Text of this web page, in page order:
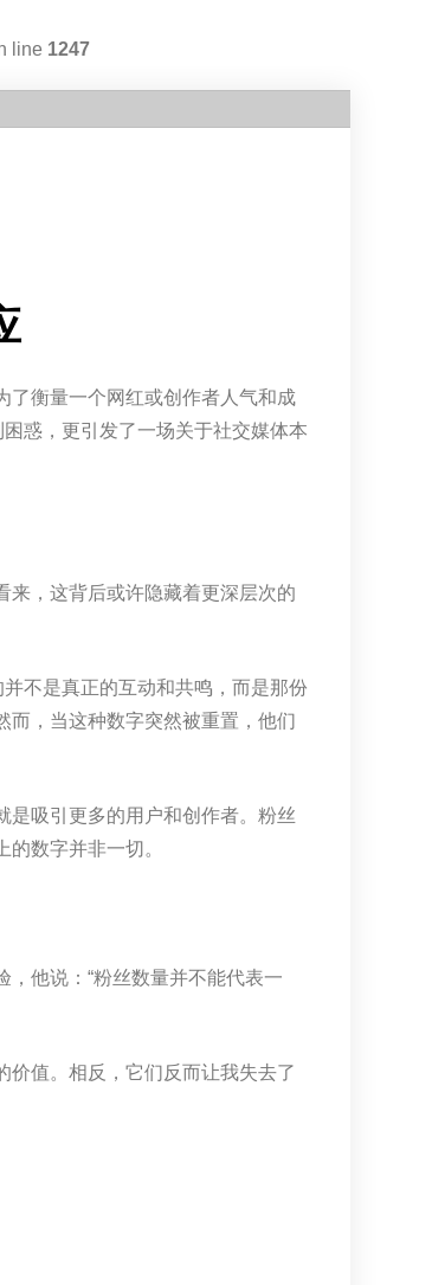
line 1247
了衡量一个网红或创作者人气和成
惑，更引发了一场关于社交媒体本
来，这背后或许隐藏着更深层次的
不是真正的互动和共鸣，而是那份
而，当这种数字突然被重置，他们
是吸引更多的用户和创作者。粉丝
数字并非一切。
他说：“粉丝数量并不能代表一
价值。相反，它们反而让我失去了